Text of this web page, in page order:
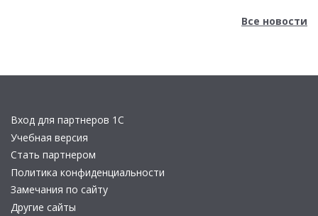
Все новости
Вход для партнеров 1С
Учебная версия
Стать партнером
Политика конфиденциальности
Замечания по сайту
Другие сайты